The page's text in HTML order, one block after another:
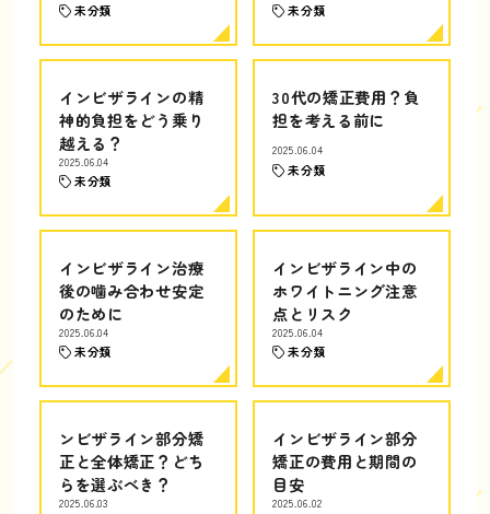
未分類 未分類
インビザラインの精
神的負担をどう乗り
越える？
2025.06.04
未分類
30代の矯正費用？負
担を考える前に
2025.06.04
未分類
インビザライン治療
後の噛み合わせ安定
のために
2025.06.04
未分類
インビザライン中の
ホワイトニング注意
点とリスク
2025.06.04
未分類
ンビザライン部分矯
正と全体矯正？どち
らを選ぶべき？
2025.06.03
インビザライン部分
矯正の費用と期間の
目安
2025.06.02